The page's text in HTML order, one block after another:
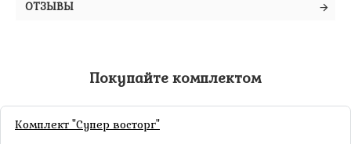
по счету дополнение к игре "Мистериум". Цель
времени" дополняет классический игровой
механик. Разгадать новые загадки будет
ОТЗЫВЫ
Покупайте комплектом
Комплект "Супер восторг"